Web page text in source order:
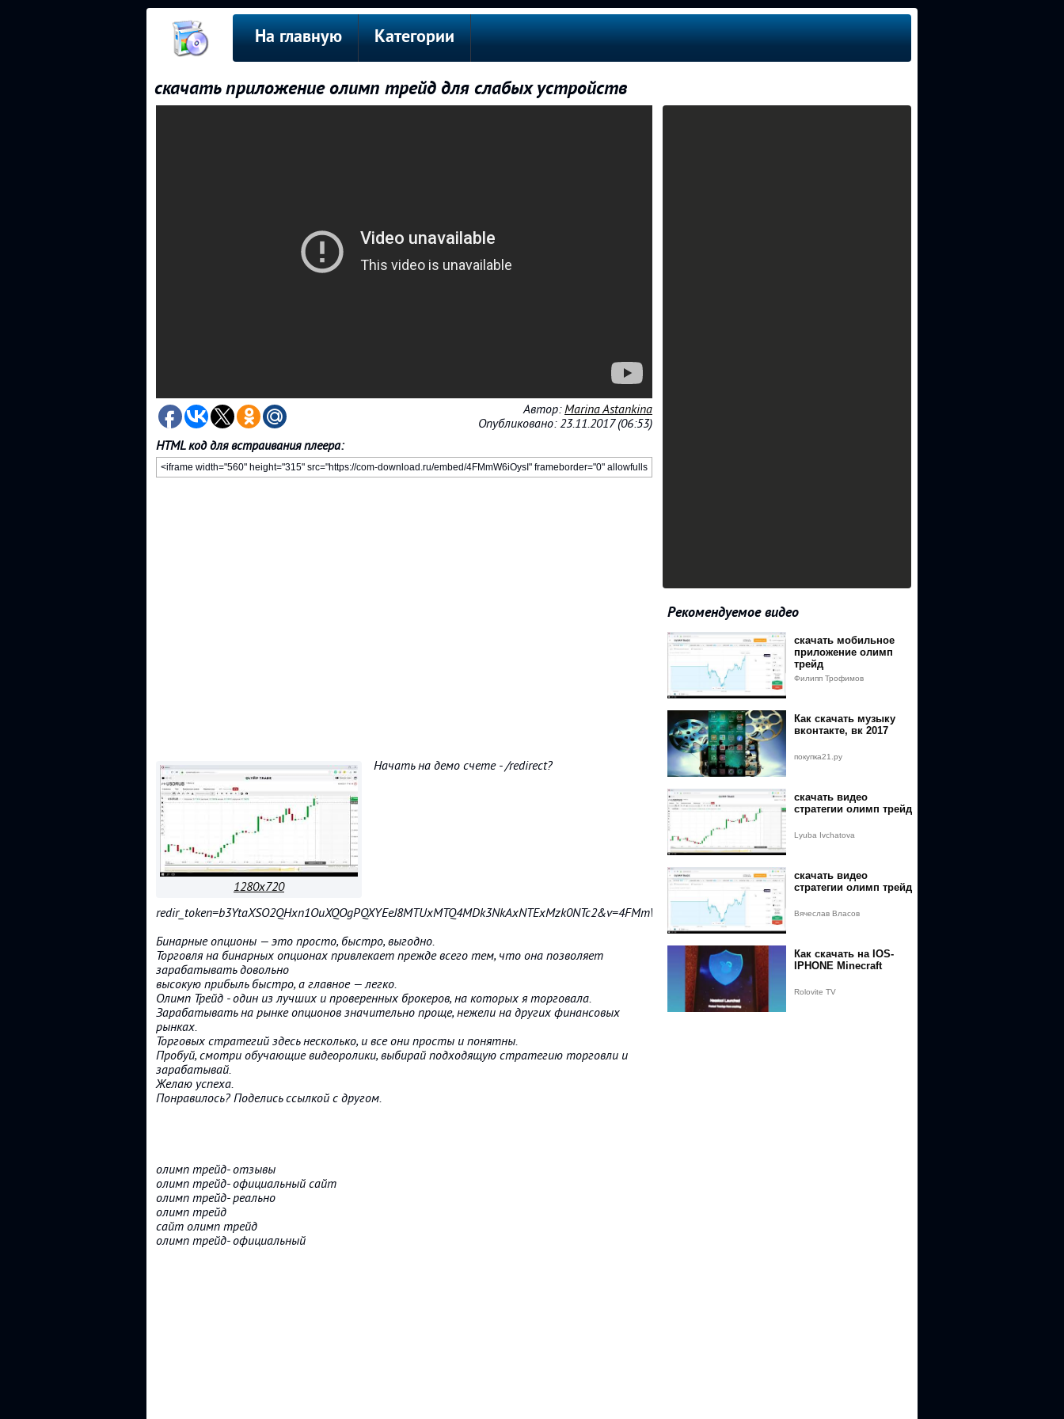
На главную Категории
скачать приложение олимп трейд для слабых устройств
Автор:Marina Astankina
Опубликовано: 23.11.2017 (06:53)
HTML код для встраивания плеера:
1280x720
Начать на демо счете - /redirect?
redir_token=b3YtaXSO2QHxn1OuXQOgPQXYEeJ8MTUxMTQ4MDk3NkAxNTExMzk0NTc2&v=4FMmW6iOysI&q=http%3A%2F%2Folymptrayde.ru&event=video_description
Бинарные опционы — это просто, быстро, выгодно.
Торговля на бинарных опционах привлекает прежде всего тем, что она позволяет
зарабатывать довольно
высокую прибыль быстро, а главное — легко.
Олимп Трейд - один из лучших и проверенных брокеров, на которых я торговала.
Зарабатывать на рынке опционов значительно проще, нежели на других финансовых
рынках.
Торговых стратегий здесь несколько, и все они просты и понятны.
Пробуй, смотри обучающие видеоролики, выбирай подходящую стратегию торговли и
зарабатывай.
Желаю успеха.
Понравилось? Поделись ссылкой с другом.
олимп трейд- отзывы
олимп трейд- официальный сайт
олимп трейд- реально
олимп трейд
сайт олимп трейд
олимп трейд- официальный
Рекомендуемое видео
скачать мобильное
приложение олимп
трейд
Филипп Трофимов
Как скачать музыку
вконтакте, вк 2017
покупка21.ру
скачать видео
стратегии олимп трейд
Lyuba Ivchatova
скачать видео
стратегии олимп трейд
Вячеслав Власов
Как скачать на IOS-
IPHONE Minecraft
Rolovite TV